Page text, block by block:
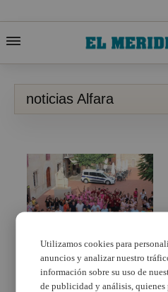
noticias Alfara
Tradició i arrels tornen
un any més a Alfara del
Patriarca
Utilizamos cookies para
anuncios y analizar nuestro
información sobre su uso de
de publicidad y análisis,